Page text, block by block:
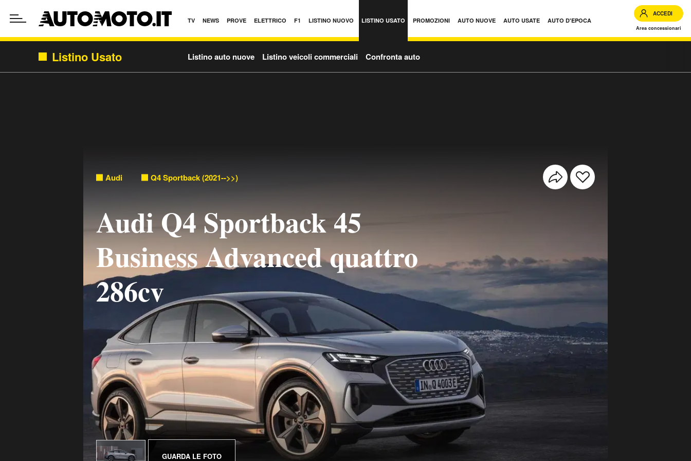
TV NEWS PROVE ELETTRICO F1 LISTINO NUOVO LISTINO USATO PROMOZIONI AUTO NUOVE AUTO USATE AUTO D'EPOCA
ACCEDI
Area concessionari
Listino Usato Listino auto nuove Listino veicoli commerciali Confronta auto
Audi Q4 Sportback (2021-->>)
Audi Q4 Sportback 45
Business Advanced quattro
286cv
GUARDA LE FOTO